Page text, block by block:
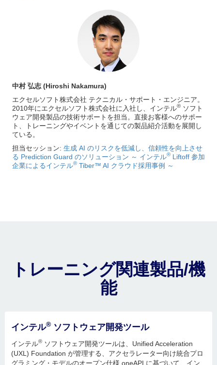
中村 弘志 (Hiroshi Nakamura)
エクセルソフト株式会社 テクニカル・サポート・エンジニア。
2010年にエクセルソフト株式会社に入社し、インテル® ソフト
ウェア開発製品の技術サポートを担当。直接お客様へのサポー
ト、トレーニングやイベントを通じての製品紹介活動を展開し
ている。
担当セッション: 生成 AI のリスクを低減し、信頼性を向上させ
る Prediction Guard のソリューション ～ インテル® Liftoff 参加
企業によるインテル® Tiber™ AI クラウド採用事例 ～
トレーニング関連製品/機
能
インテル® ソフトウェア開発ツール
インテル® ソフトウェア開発ツールは、Unified Acceleration
(UXL) Foundation が管理する、アクセラレーター向け統合プロ
グラミング・モデルのオープン仕様 oneAPI に基づいて、イン